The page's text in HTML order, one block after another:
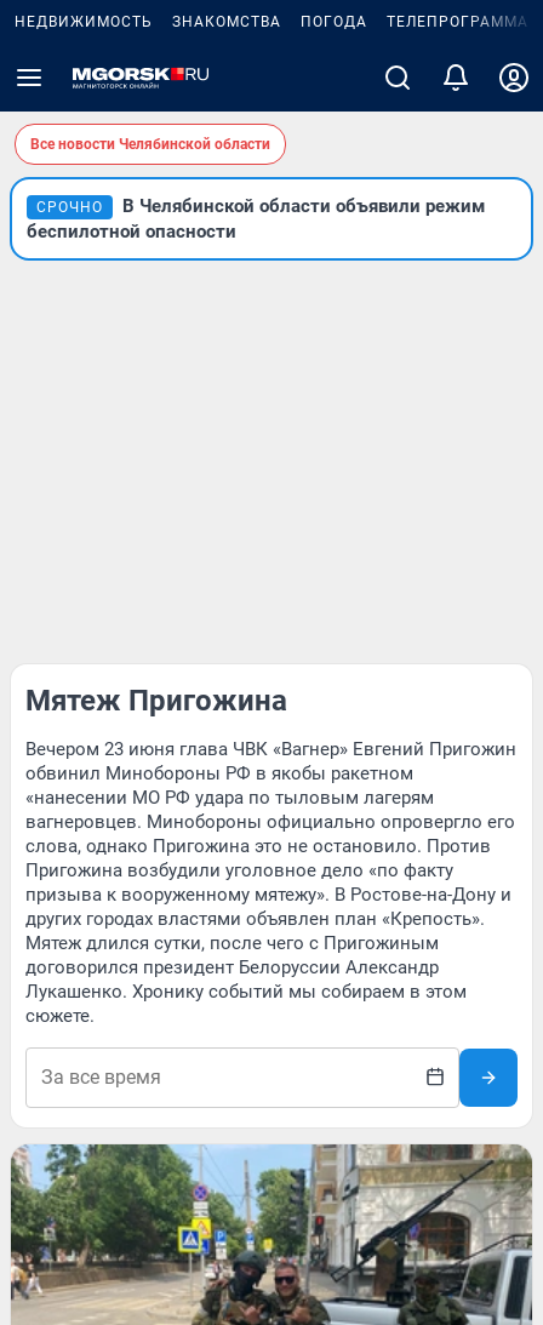
НЕДВИЖИМОСТЬ ЗНАКОМСТВА ПОГОДА ТЕЛЕПРОГРАММА
Все новости Челябинской области
СРОЧНО
В Челябинской области объявили режим
беспилотной опасности
Мятеж Пригожина
Вечером 23 июня глава ЧВК «Вагнер» Евгений Пригожин
обвинил Минобороны РФ в якобы ракетном
«нанесении МО РФ удара по тыловым лагерям
вагнеровцев. Минобороны официально опровергло его
слова, однако Пригожина это не остановило. Против
Пригожина возбудили уголовное дело «по факту
призыва к вооруженному мятежу». В Ростове-на-Дону и
других городах властями объявлен план «Крепость».
Мятеж длился сутки, после чего с Пригожиным
договорился президент Белоруссии Александр
Лукашенко. Хронику событий мы собираем в этом
сюжете.